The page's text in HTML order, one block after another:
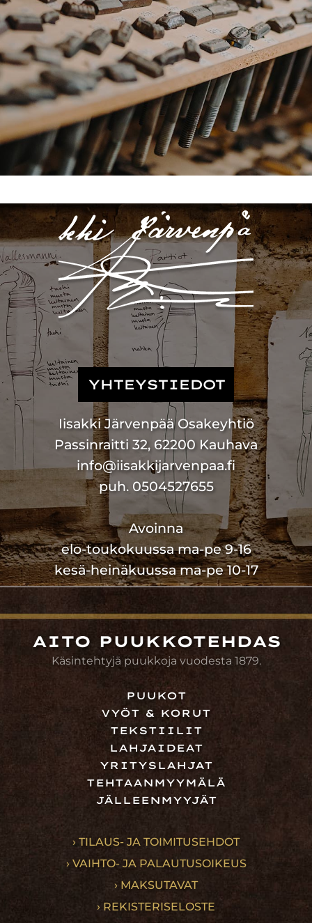
YHTEYSTIEDOT
Iisakki Järvenpää Osakeyhtiö
Passinraitti 32, 62200 Kauhava
info@iisakkijarvenpaa.fi
puh. 0504527655
Avoinna
elo-toukokuussa ma-pe 9-16
kesä-heinäkuussa ma-pe 10-17
AITO PUUKKOTEHDAS
Käsintehtyjä puukkoja vuodesta 1879.
PUUKOT
VYÖT & KORUT
TEKSTIILIT
LAHJAIDEAT
YRITYSLAHJAT
TEHTAANMYYMÄLÄ
JÄLLEENMYYJÄT
› TILAUS- JA TOIMITUSEHDOT
› VAIHTO- JA PALAUTUSOIKEUS
› MAKSUTAVAT
› REKISTERISELOSTE